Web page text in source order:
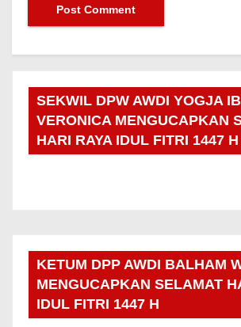
SEKWIL DPW AWDI YOGJA
VERONICA MENGUCAPKAN
HARI RAYA IDUL FITRI 1447 H
KETUM DPP AWDI BALHAM
MENGUCAPKAN SELAMAT
IDUL FITRI 1447 H